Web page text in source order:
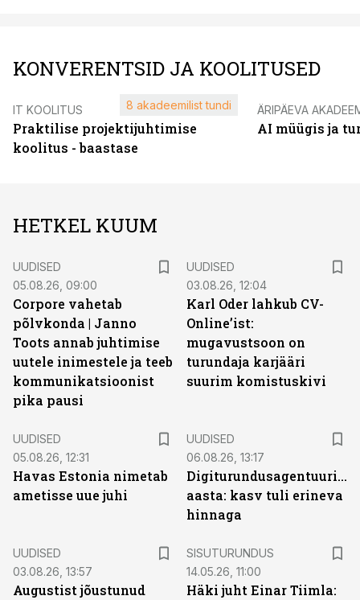
KONVERENTSID JA KOOLITUSED
IT KOOLITUS
Praktilise projektijuhtimise
koolitus - baastase
8 akadeemilist tundi ÄRIPÄEVA
AI müügis ja
HETKEL KUUM
UUDISED
05.08.26, 09:00
Corpore vahetab
põlvkonda | Janno
Toots annab juhtimise
uutele inimestele ja teeb
kommunikatsioonist
pika pausi
UUDISED
03.08.26, 12:04
Karl Oder lahkub CV-
Online’ist:
mugavustsoon on
turundaja karjääri
suurim komistuskivi
UUDISED
05.08.26, 12:31
Havas Estonia nimetab
ametisse uue juhi
UUDISED
06.08.26, 13:17
Digiturundusagentuuride
aasta: kasv tuli erineva
hinnaga
UUDISED
03.08.26, 13:57
Augustist jõustunud
SISUTURUNDUS
14.05.26, 11:00
Häki juht Einar Tiimla: